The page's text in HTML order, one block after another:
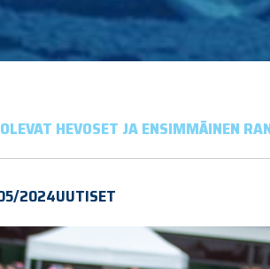
HEVOSET JA ENSIMMÄINEN
2024UUTISET